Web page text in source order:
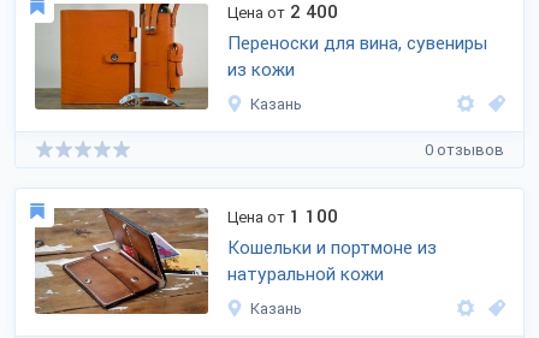
Цена от 2 400
Переноски для вина, сувениры
из кожи
Казань
0 отзывов
Цена от 1 100
Кошельки и портмоне из
натуральной кожи
Казань